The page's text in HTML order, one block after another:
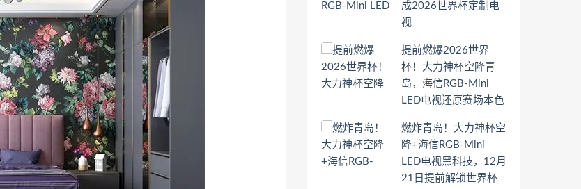
成2026世界杯定制电
视
提前燃爆2026世界
杯！大力神杯空降青
岛，海信RGB-Mini
LED电视还原赛场本色
燃炸青岛！大力神杯空
降+海信RGB-Mini
LED电视黑科技，12月
21日提前解锁世界杯